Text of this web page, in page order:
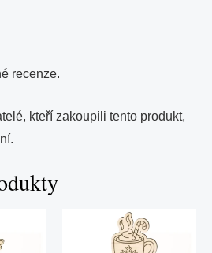
recenze.
kteří zakoupili tento produkt,